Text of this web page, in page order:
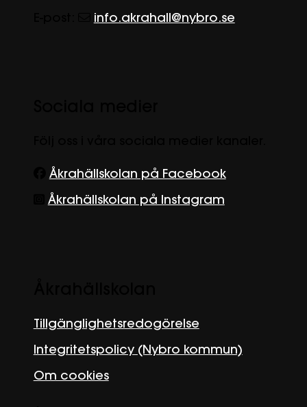
info.akrahall@nybro.se
Åkrahällskolan på Facebook
Åkrahällskolan på Instagram
Tillgänglighetsredogörelse
Integritetspolicy (Nybro kommun)
Om cookies